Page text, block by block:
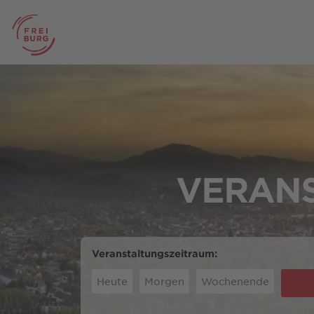
Veranstaltungszeitraum:
Heute Morgen Wochenende